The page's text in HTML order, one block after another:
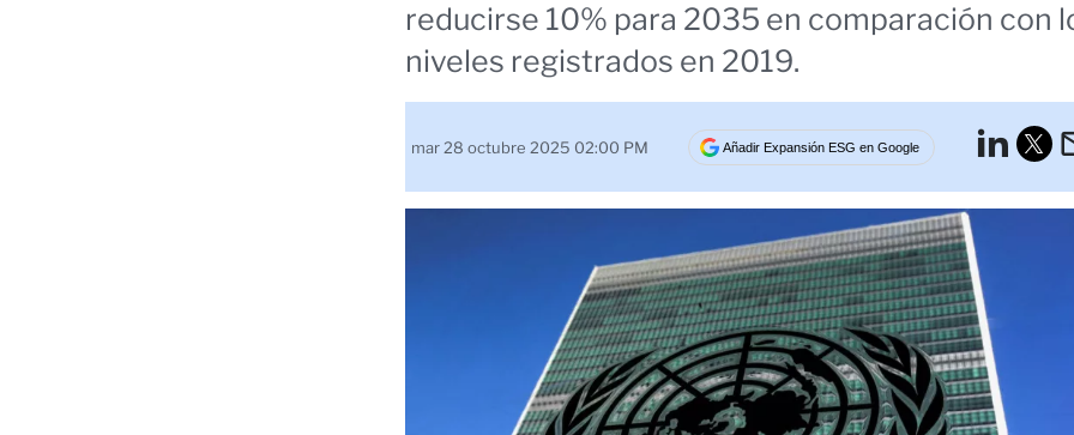
reducirse 10% para 2035 en comparación con
niveles registrados en 2019.
mar 28 octubre 2025 02:00 PM Añadir Expansión ESG en Google